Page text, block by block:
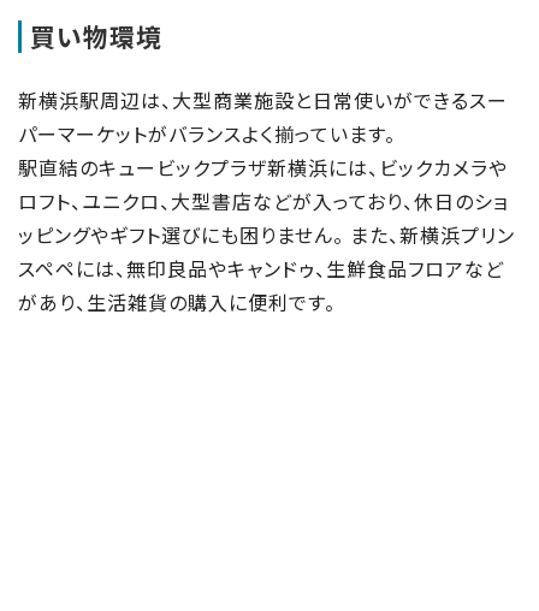
買い物環境
新横浜駅周辺は、大型商業施設と日常使いができるスー
パーマーケットがバランスよく揃っています。
駅直結のキュービックプラザ新横浜には、ビックカメラや
ロフト、ユニクロ、大型書店などが入っており、休日のショ
ッピングやギフト選びにも困りません。 また、新横浜プリン
スペペには、無印良品やキャンドゥ、生鮮食品フロアなど
があり、生活雑貨の購入に便利です。